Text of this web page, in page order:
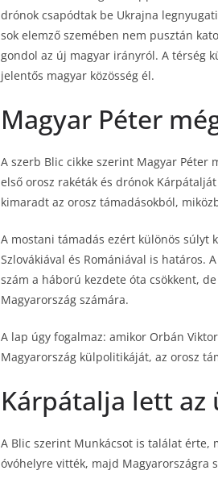
drónok csapódtak be Ukrajna
sok elemző szemében nem pusztán
gondol az új magyar irányról. A térség
jelentős magyar közösség él.
Magyar Péter
A szerb Blic cikke szerint Magyar
első orosz rakéták és drónok
kimaradt az orosz támadásokból,
A mostani támadás ezért különös súlyt
Szlovákiával és Romániával is határos.
szám a háború kezdete óta csökkent,
Magyarország számára.
A lap úgy fogalmaz: amikor Orbán
Magyarország külpolitikáját, az orosz
Kárpátalja lett az
A Blic szerint Munkácsot is találat érte,
óvóhelyre vitték, majd Magyarországra